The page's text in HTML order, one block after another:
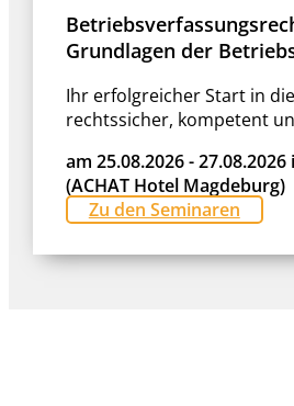
Grundlagen der
Ihr erfolgreicher Start in
rechtssicher, kompetent
am 25.08.2026 -
(ACHAT Hotel Magdeburg)
Zu den Seminaren